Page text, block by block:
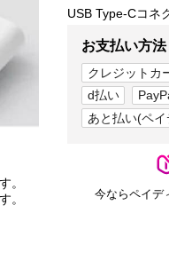
。
。
USB Type-Cコネ
お支払い方法
クレジットカ
d払い
あと払い(ペイ
今ならペイデ